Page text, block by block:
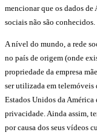
mencionar que os dados
sociais não são conhecidos.
A nível do mundo, a rede
no país de origem (onde
propriedade da empresa
ser utilizada em telemóveis
Estados Unidos da América
privacidade. Ainda assim,
por causa dos seus vídeos